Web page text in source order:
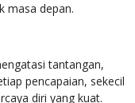
masa depan.
tantangan,
pencapaian, sekecil
diri yang kuat.